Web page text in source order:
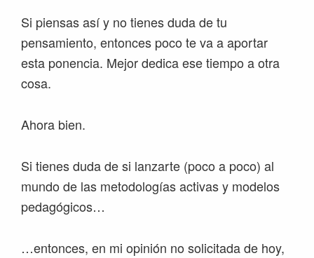
Si piensas así y no tienes duda de tu
pensamiento, entonces poco te va a aportar
esta ponencia. Mejor dedica ese tiempo a otra
cosa.
Ahora bien.
Si tienes duda de si lanzarte (poco a poco) al
mundo de las metodologías activas y modelos
pedagógicos…
…entonces, en mi opinión no solicitada de hoy,